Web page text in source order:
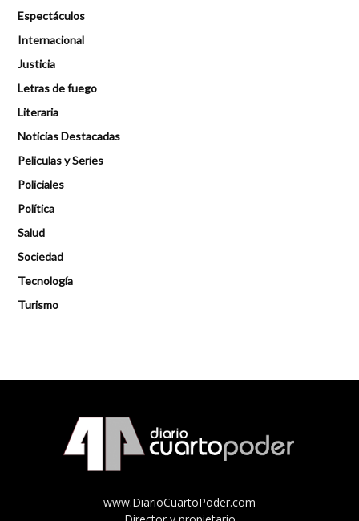
Espectáculos
Internacional
Justicia
Letras de fuego
Literaria
Noticias Destacadas
Peliculas y Series
Policiales
Política
Salud
Sociedad
Tecnología
Turismo
www.DiarioCuartoPoder.com